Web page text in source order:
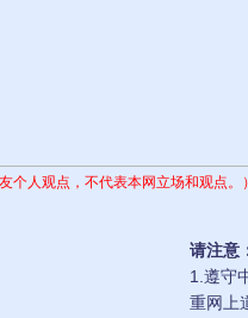
个人观点，不代表本网立场和观点。
请注意
1.遵守
重网上